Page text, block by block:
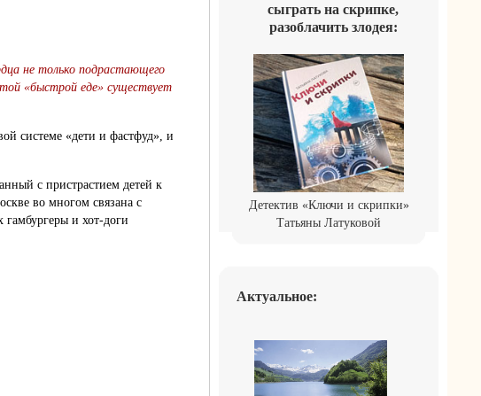
не только подрастающего
«быстрой еде» существует
системе «дети и фастфуд», и
с пристрастием детей к
во многом связана с
и хот-доги
сыграть на скрипке,
разоблачить злодея:
Детектив «Ключи и скрипки»
Татьяны Латуковой
Актуальное: